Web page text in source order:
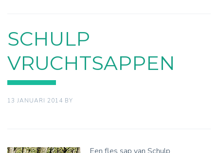
SCHULP
VRUCHTSAPPEN
13 JANUARI 2014 BY